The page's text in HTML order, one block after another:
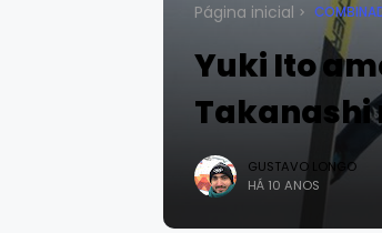
Página inicial
Yuki Ito
Takanashi
GUSTAVO LONGO
HÁ 10 ANOS